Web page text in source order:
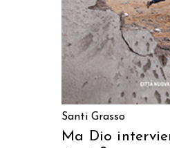
Santi Grasso
Ma Dio